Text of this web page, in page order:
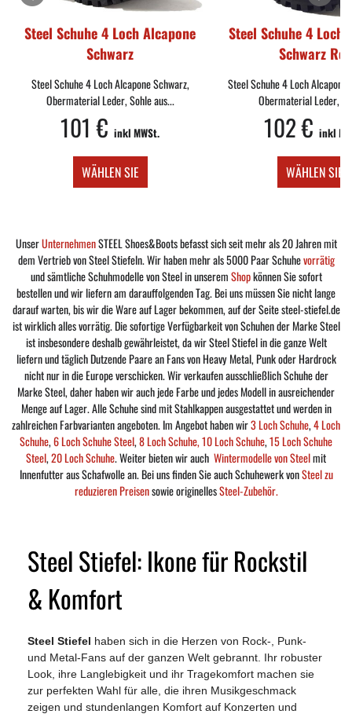
Steel Schuhe 4 Loch Alcapone
Schwarz
Steel Schuhe 4 Loch Alcapone Schwarz,
Obermaterial Leder, Sohle aus...
101 € inkl MWSt.
WÄHLEN SIE
Steel Schuhe 4 Loch
Schwarz Rot
Steel Schuhe 4 Loch Alcapone
Obermaterial Leder,
102 € inkl
WÄHLEN SIE
UnserUnternehmenSTEEL Shoes&Boots befasst sich seit mehr als 20 Jahren mit
dem Vertrieb von Steel Stiefeln. Wir haben mehr als 5000 Paar Schuhevorrätig
und sämtliche Schuhmodelle von Steel in unseremShopkönnen Sie sofort
bestellen und wir liefern am darauffolgenden Tag. Bei uns müssen Sie nicht lange
darauf warten, bis wir die Ware auf Lager bekommen, auf der Seite steel-stiefel.de
ist wirklich alles vorrätig. Die sofortige Verfügbarkeit von Schuhen der Marke Steel
ist insbesondere deshalb gewährleistet, da wir Steel Stiefel in die ganze Welt
liefern und täglich Dutzende Paare an Fans von Heavy Metal, Punk oder Hardrock
nicht nur in die Europe verschicken. Wir verkaufen ausschließlich Schuhe der
Marke Steel, daher haben wir auch jede Farbe und jedes Modell in ausreichender
Menge auf Lager. Alle Schuhe sind mit Stahlkappen ausgestattet und werden in
zahlreichen Farbvarianten angeboten. Im Angebot haben wir3 Loch Schuhe,4 Loch
Schuhe,6 Loch Schuhe Steel,8 Loch Schuhe,10 Loch Schuhe,15 Loch Schuhe
Steel,20 Loch Schuhe. Weiter bieten wir auch Wintermodelle von Steelmit
Innenfutter aus Schafwolle an. Bei uns finden Sie auch Schuhewerk vonSteel zu
reduzieren Preisensowie originellesSteel-Zubehör.
Steel Stiefel: Ikone für Rockstil
& Komfort
Steel Stiefel haben sich in die Herzen von Rock-, Punk-
und Metal-Fans auf der ganzen Welt gebrannt. Ihr robuster
Look, ihre Langlebigkeit und ihr Tragekomfort machen sie
zur perfekten Wahl für alle, die ihren Musikgeschmack
zeigen und stundenlangen Komfort auf Konzerten und